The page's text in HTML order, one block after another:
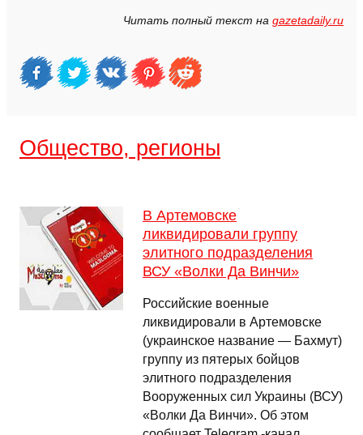
Читать полный текст на gazetadaily.ru
Общество, регионы
В Артемовске
ликвидировали группу
элитного подразделения
ВСУ «Волки Да Винчи»
Российские военные
ликвидировали в Артемовске
(украинское название — Бахмут)
группу из пятерых бойцов
элитного подразделения
Вооруженных сил Украины (ВСУ)
«Волки Да Винчи». Об этом